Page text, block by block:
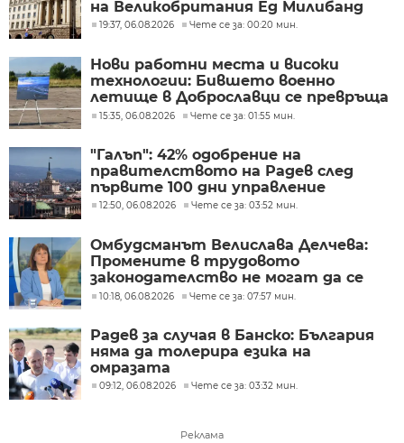
на Великобритания Ед Милибанд
19:37, 06.08.2026 Чете се за: 00:20 мин.
Нови работни места и високи
технологии: Бившето военно
летище в Доброславци се превръща
в голям космически център
15:35, 06.08.2026 Чете се за: 01:55 мин.
"Галъп": 42% одобрение на
правителството на Радев след
първите 100 дни управление
12:50, 06.08.2026 Чете се за: 03:52 мин.
Омбудсманът Велислава Делчева:
Промените в трудовото
законодателство не могат да се
правят през бюджета
10:18, 06.08.2026 Чете се за: 07:57 мин.
Радев за случая в Банско: България
няма да толерира езика на
омразата
09:12, 06.08.2026 Чете се за: 03:32 мин.
Реклама